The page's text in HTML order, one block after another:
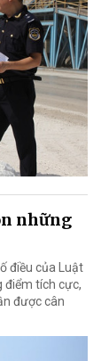
những
điều của Luật
điểm tích cực,
được cân